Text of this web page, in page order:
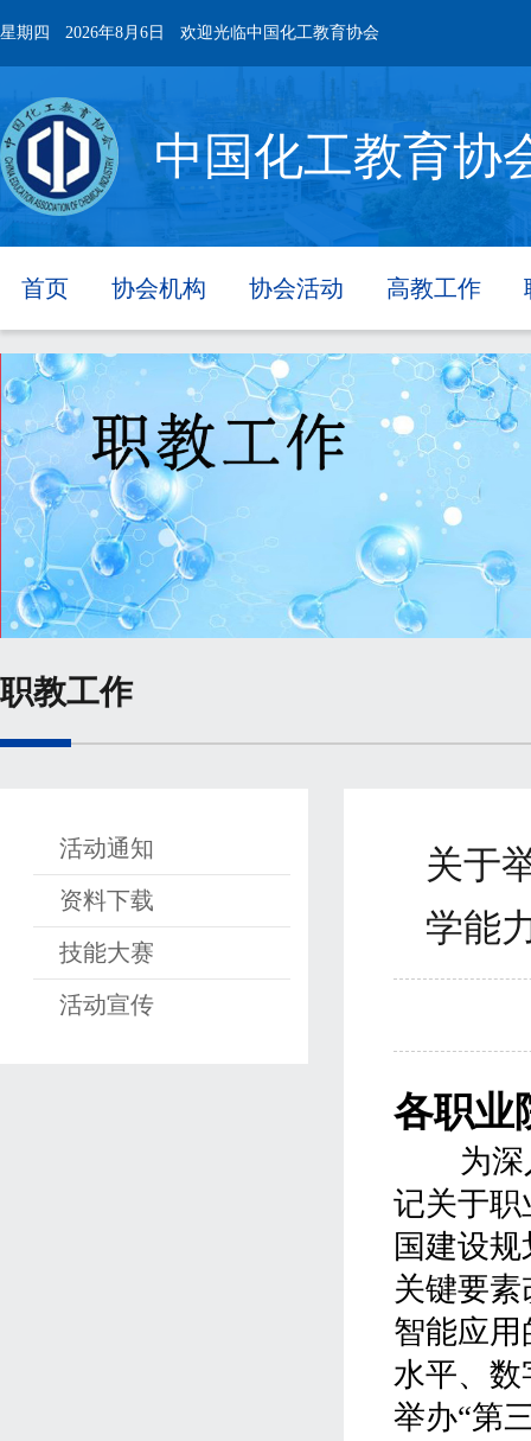
星期四 2026年8月6日 欢迎光临中国化工教育协会
中国化工教育协
首页 协会机构 协会活动 高教工作
职教工作
活动通知
资料下载
技能大赛
活动宣传
关于
学能
各职业
为深入
记关于职
国建设
关键要
智能应
水平、数
举办“第